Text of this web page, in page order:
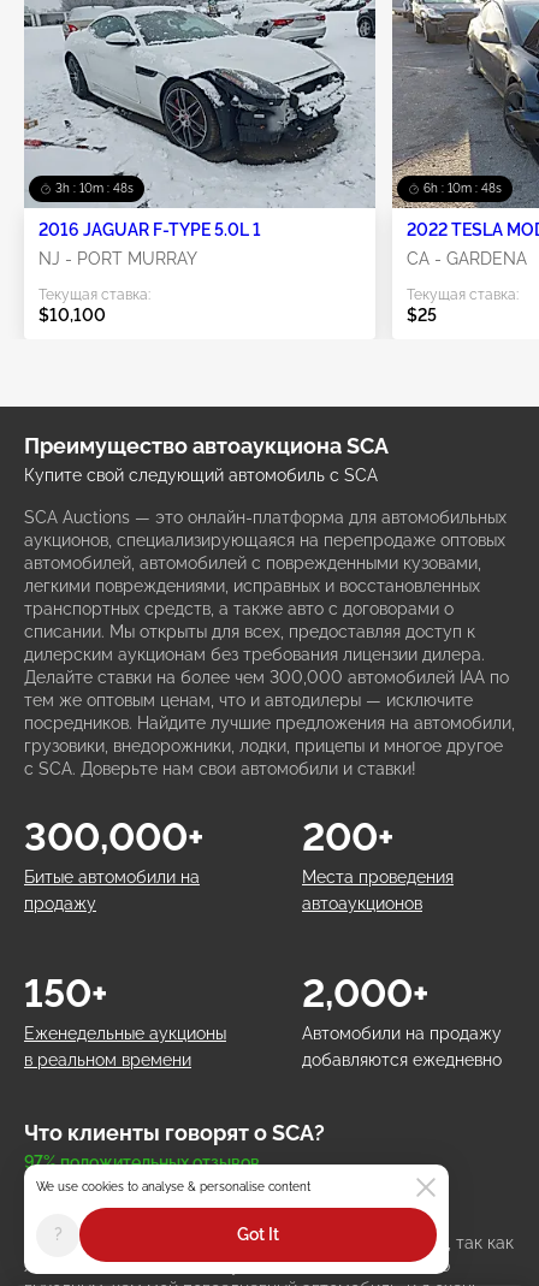
3h : 10m : 45s
2016 JAGUAR F-TYPE 5.0L 1
NJ - PORT MURRAY
Текущая ставка:
$10,100
6h : 10m : 45s
2022 TESLA
CA - GARDENA
Текущая ставка:
$25
Преимущество автоаукциона SCA
Купите свой следующий автомобиль с SCA
SCA Auctions — это онлайн-платформа для автомобильных
аукционов, специализирующаяся на перепродаже оптовых
автомобилей, автомобилей с поврежденными кузовами,
легкими повреждениями, исправных и восстановленных
транспортных средств, а также авто с договорами о
списании. Мы открыты для всех, предоставляя доступ к
дилерским аукционам без требования лицензии дилера.
Делайте ставки на более чем 300,000 автомобилей IAA по
тем же оптовым ценам, что и автодилеры — исключите
посредников. Найдите лучшие предложения на автомобили,
грузовики, внедорожники, лодки, прицепы и многое другое
с SCA. Доверьте нам свои автомобили и ставки!
Битые автомобили на
продажу
300,000+
Места проведения
автоаукционов
200+
Еженедельные аукционы
в реальном времени
150+
Автомобили на продажу
добавляются ежедневно
2,000+
Что клиенты говорят о SCA?
97% положительных отзывов
Кайл Миллер Остин, США
Я давно искал доступный классический автомобиль, так как
хотел взять что-то более увлекательное для езды по
We use cookies to analyse & personalise content
? Got It